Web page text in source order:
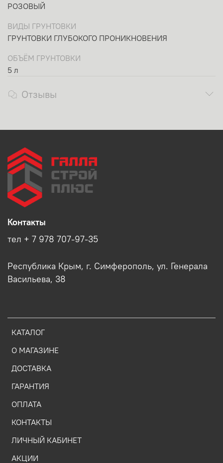
РОЗОВЫЙ
ВИДЫ ГРУНТОВКИ
ГРУНТОВКИ ГЛУБОКОГО ПРОНИКНОВЕНИЯ
ОБЪЁМ ГРУНТОВКИ
5 л
Отзывы
КАТАЛОГ
О МАГАЗИНЕ
ДОСТАВКА
ГАРАНТИЯ
ОПЛАТА
КОНТАКТЫ
ЛИЧНЫЙ КАБИНЕТ
АКЦИИ
Контакты
тел + 7 978 707-97-35
Республика Крым, г. Симферополь, ул. Генерала
Васильева, 38